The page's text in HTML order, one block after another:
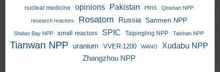
nuclear medicine opinions Pakistan PRIS Qinshan NPP
research reactors Rosatom Russia Sanmen NPP
Shidao Bay NPP small reactors SPIC Taipingling NPP Taishan NPP
Tianwan NPP uranium VVER-1200 WANO
Xudabu NPP
Zhangzhou NPP